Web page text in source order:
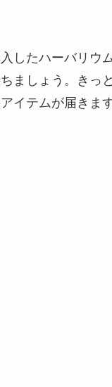
したハーバリウ
ましょう。きっ
イテムが届きます